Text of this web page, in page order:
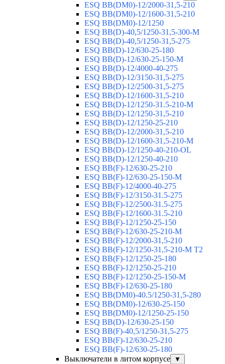
ESQ ВВ(DM0)-12/2000-31,5-210
ESQ ВВ(DM0)-12/1600-31,5-210
ESQ ВВ(DM0)-12/1250
ESQ ВВ(D)-40,5/1250-31,5-300-М
ESQ ВВ(D)-40,5/1250-31,5-275
ESQ ВВ(D)-12/630-25-180
ESQ ВВ(D)-12/630-25-150-М
ESQ ВВ(D)-12/4000-40-275
ESQ ВВ(D)-12/3150-31,5-275
ESQ ВВ(D)-12/2500-31,5-275
ESQ ВВ(D)-12/1600-31,5-210
ESQ ВВ(D)-12/1250-31.5-210-М
ESQ ВВ(D)-12/1250-31,5-210
ESQ ВВ(D)-12/1250-25-210
ESQ BB(D)-12/2000-31,5-210
ESQ BB(D)-12/1600-31,5-210-М
ESQ BB(D)-12/1250-40-210-OL
ESQ BB(D)-12/1250-40-210
ESQ ВВ(F)-12/630-25-210
ESQ ВВ(F)-12/630-25-150-М
ESQ ВВ(F)-12/4000-40-275
ESQ ВВ(F)-12/3150-31.5-275
ESQ ВВ(F)-12/2500-31.5-275
ESQ ВВ(F)-12/1600-31.5-210
ESQ ВВ(F)-12/1250-25-150
ESQ BB(F)-12/630-25-210-М
ESQ BB(F)-12/2000-31,5-210
ESQ BB(F)-12/1250-31,5-210-М T2
ESQ BB(F)-12/1250-25-180
ESQ ВВ(F)-12/1250-25-210
ESQ ВВ(F)-12/1250-25-150-М
ESQ BB(F)-12/630-25-180
ESQ ВВ(DM0)-40.5/1250-31,5-280
ESQ ВВ(DM0)-12/630-25-150
ESQ ВВ(DM0)-12/1250-25-150
ESQ BB(D)-12/630-25-150
ESQ ВВ(F)-40,5/1250-31,5-275
ESQ ВВ(F)-12/630-25-210
ESQ ВВ(F)-12/630-25-180
Выключатели в литом корпусе
▼